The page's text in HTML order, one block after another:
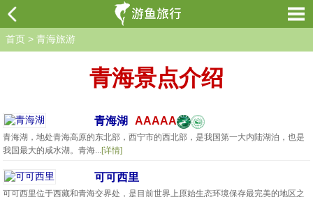
首页 > 青海旅游
青海景点介绍
青海湖 AAAAA
青海湖，地处青海高原的东北部，西宁市的西北部，是我国第一大内陆湖泊，也是
我国最大的咸水湖。青海...[详情]
可可西里
可可西里位于西藏和青海交界处，是目前世界上原始生态环境保存最完美的地区之